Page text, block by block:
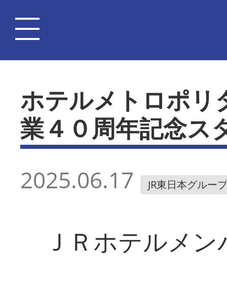
ホテルメトロポ
業４０周年記念ス
2025.06.17 JR東日本グループ
ＪＲホテルメン